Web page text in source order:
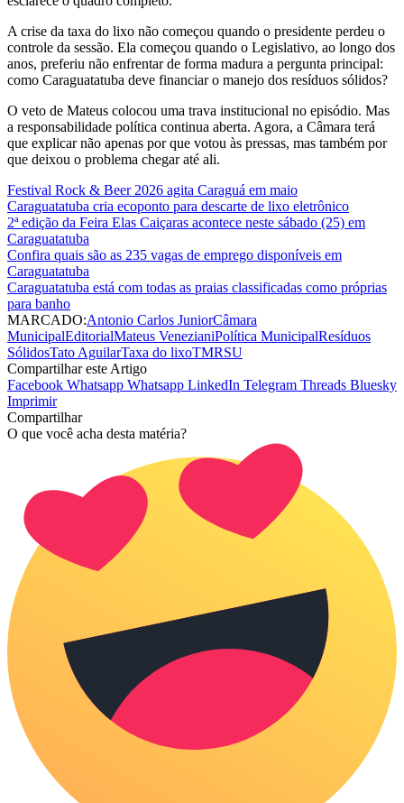
A crise da taxa do lixo não começou quando o presidente perdeu o
controle da sessão. Ela começou quando o Legislativo, ao longo dos
anos, preferiu não enfrentar de forma madura a pergunta principal:
como Caraguatatuba deve financiar o manejo dos resíduos sólidos?
O veto de Mateus colocou uma trava institucional no episódio. Mas
a responsabilidade política continua aberta. Agora, a Câmara terá
que explicar não apenas por que votou às pressas, mas também por
que deixou o problema chegar até ali.
Festival Rock & Beer 2026 agita Caraguá em maio
Caraguatatuba cria ecoponto para descarte de lixo eletrônico
2ª edição da Feira Elas Caiçaras acontece neste sábado (25) em
Caraguatatuba
Confira quais são as 235 vagas de emprego disponíveis em
Caraguatatuba
Caraguatatuba está com todas as praias classificadas como próprias
para banho
MARCADO:Antonio Carlos JuniorCâmara
MunicipalEditorialMateus VenezianiPolítica MunicipalResíduos
SólidosTato AguilarTaxa do lixoTMRSU
Compartilhar este Artigo
Facebook Whatsapp Whatsapp LinkedIn Telegram Threads Bluesky
Imprimir
Compartilhar
O que você acha desta matéria?